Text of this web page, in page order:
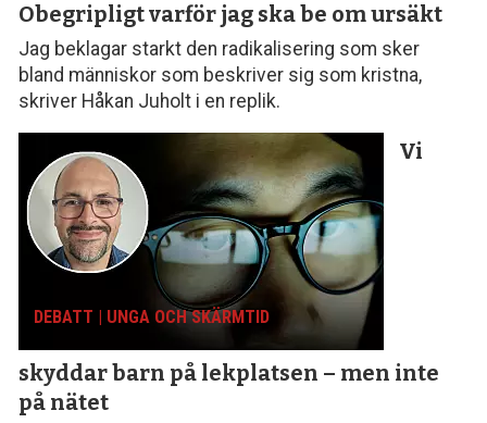
Obegripligt varför jag ska be om ursäkt
Jag beklagar starkt den radikalisering som sker
bland människor som beskriver sig som kristna,
skriver Håkan Juholt i en replik.
DEBATT | UNGA OCH SKÄRMTID
Vi
skyddar barn på lekplatsen – men inte
på nätet